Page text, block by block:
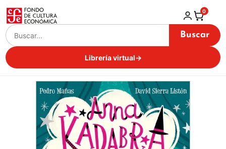
Buscar
Librería virtual→
0